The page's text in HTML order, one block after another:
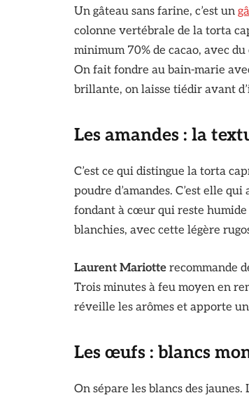
Un gâteau sans farine, c’est un
colonne vertébrale de la torta
minimum 70% de cacao, avec
On fait fondre au bain-marie
brillante, on laisse tiédir avant
Les amandes : la
C’est ce qui distingue la torta
poudre d’amandes. C’est elle
fondant à cœur qui reste humide
blanchies, avec cette légère
Laurent Mariotterecommande
Trois minutes à feu moyen en
réveille les arômes et apporte
Les œufs : blancs
On sépare les blancs des